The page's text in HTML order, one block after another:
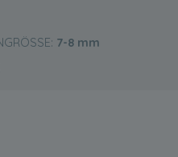
7-8 mm